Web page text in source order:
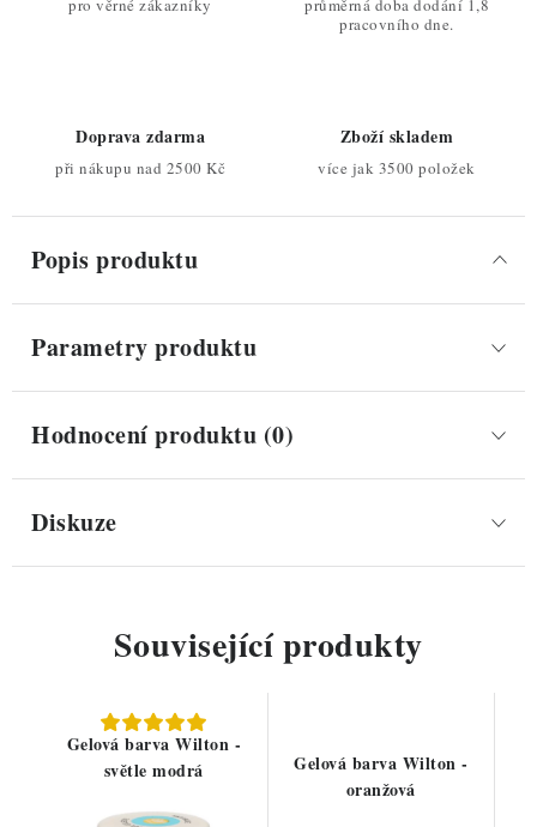
pro věrné zákazníky
průměrná doba dodání 1,8
pracovního dne.
Doprava zdarma
při nákupu nad 2500 Kč
Zboží skladem
více jak 3500 položek
Popis produktu
Parametry produktu
Hodnocení produktu (0)
Diskuze
Související produkty
Gelová barva Wilton -
světle modrá
Gelová barva Wilton -
oranžová